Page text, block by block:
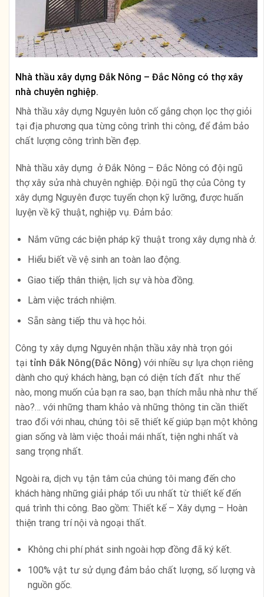
Nhà thầu xây dựng Đắk Nông – Đắc Nông có thợ xây
nhà chuyên nghiệp.
Nhà thầu xây dựng Nguyên luôn cố gắng chọn lọc thợ giỏi
tại địa phương qua từng công trình thi công, để đảm bảo
chất lượng công trình bền đẹp.
Nhà thầu xây dựng ở Đắk Nông – Đắc Nông có đội ngũ
thợ xây sửa nhà chuyên nghiệp. Đội ngũ thợ của Công ty
xây dựng Nguyên được tuyển chọn kỹ lưỡng, được huấn
luyện về kỹ thuật, nghiệp vụ. Đảm bảo:
Nắm vững các biện pháp kỹ thuật trong xây dựng nhà ở.
Hiểu biết về vệ sinh an toàn lao động.
Giao tiếp thân thiện, lịch sự và hòa đồng.
Làm việc trách nhiệm.
Sẵn sàng tiếp thu và học hỏi.
Công ty xây dựng Nguyên nhận thầu xây nhà trọn gói
tại tỉnh Đắk Nông(Đắc Nông) với nhiều sự lựa chọn riêng
dành cho quý khách hàng, bạn có diện tích đất như thế
nào, mong muốn của bạn ra sao, bạn thích mẫu nhà như thế
nào?… với những tham khảo và những thông tin cần thiết
trao đổi với nhau, chúng tôi sẽ thiết kế giúp bạn một không
gian sống và làm việc thoải mái nhất, tiện nghi nhất và
sang trọng nhất.
Ngoài ra, dịch vụ tận tâm của chúng tôi mang đến cho
khách hàng những giải pháp tối ưu nhất từ thiết kế đến
quá trình thi công. Bao gồm: Thiết kế – Xây dựng – Hoàn
thiện trang trí nội và ngoại thất.
Không chi phí phát sinh ngoài hợp đồng đã ký kết.
100% vật tư sử dụng đảm bảo chất lượng, số lượng và
nguồn gốc.